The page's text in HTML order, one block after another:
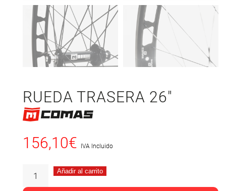
RUEDA TRASERA 26″
156,10€ IVA Incluido
Añadir al carrito